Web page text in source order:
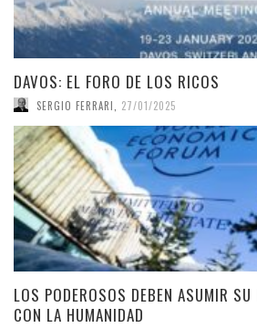
DAVOS: EL FORO DE LOS RICOS
SERGIO FERRARI 27/01/2025
LOS PODEROSOS DEBEN ASUMIR
CON LA HUMANIDAD